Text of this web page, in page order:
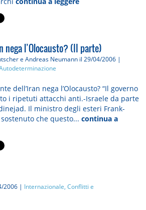
nega l’Olocausto? (II parte)
e Andreas Neumann il 29/04/2006 |
dell’Iran nega l’Olocausto? “Il governo
i ripetuti attacchi anti.-Israele da parte
Il ministro degli esteri Frank-
che questo...continua a
2006 | Internazionale, Conflitti e